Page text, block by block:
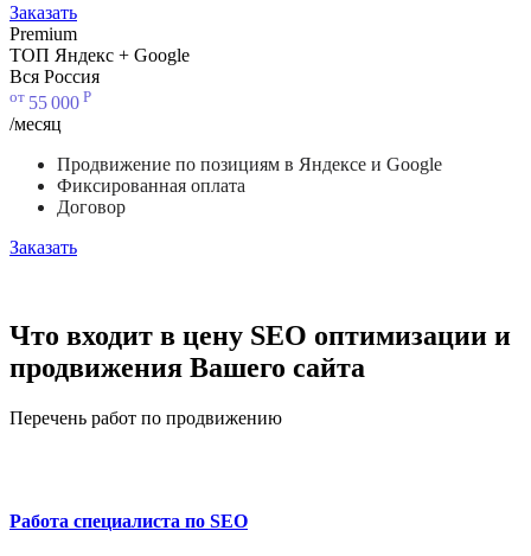
Заказать
Premium
ТОП Яндекс + Google
Вся Россия
от 55000 Р
/месяц
Продвижение по позициям в Яндексе и Google
Фиксированная оплата
Договор
Заказать
Что входит в цену SEO оптимизации и
продвижения Вашего сайта
Перечень работ по продвижению
Работа специалиста по SEO